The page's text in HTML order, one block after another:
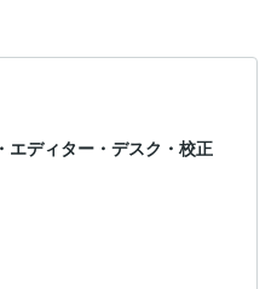
エディター・デスク・校正